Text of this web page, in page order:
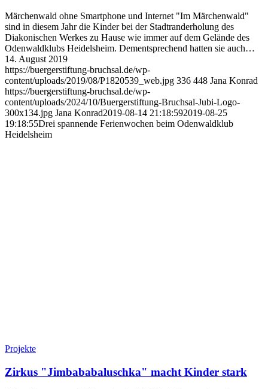
Märchenwald ohne Smartphone und Internet "Im Märchenwald"
sind in diesem Jahr die Kinder bei der Stadtranderholung des
Diakonischen Werkes zu Hause wie immer auf dem Gelände des
Odenwaldklubs Heidelsheim. Dementsprechend hatten sie auch…
14. August 2019
https://buergerstiftung-bruchsal.de/wp-
content/uploads/2019/08/P1820539_web.jpg 336 448 Jana Konrad
https://buergerstiftung-bruchsal.de/wp-
content/uploads/2024/10/Buergerstiftung-Bruchsal-Jubi-Logo-
300x134.jpg Jana Konrad2019-08-14 21:18:592019-08-25
19:18:55Drei spannende Ferienwochen beim Odenwaldklub
Heidelsheim
Projekte
Zirkus "Jimbababaluschka" macht Kinder stark